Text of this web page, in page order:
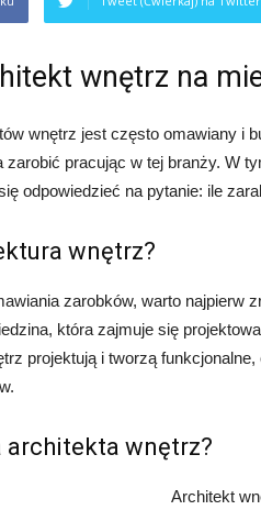
wnętrz na
wnętrz jest często omawiany i
zarobić pracując w tej branży. W
odpowiedzieć na pytanie: ile
wnętrz?
zarobków, warto najpierw
która zajmuje się
projektują i tworzą
architekta wnętrz?
Architekt